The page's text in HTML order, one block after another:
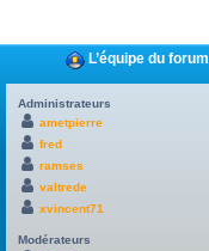
L’équipe du forum
Administrateurs
ametpierre
fred
ramses
valtrede
xvincent71
Modérateurs